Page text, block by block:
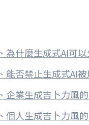
為什麼生成式AI可
能否禁止生成式AI
企業生成吉卜力風
個人生成吉卜力風